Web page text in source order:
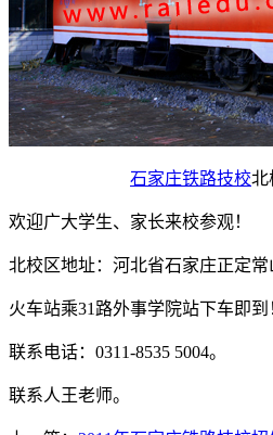
石家庄铁路技校北
欢迎广大学生、家长来校参观！
北校区地址：河北省石家庄正定常
火车站乘31路外事学院站下车即到
联系电话：0311-8535 5004。
联系人王老师。